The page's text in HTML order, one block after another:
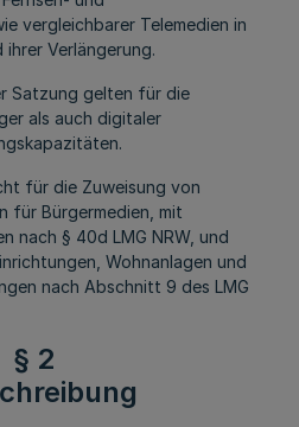
vergleichbarer Telemedien in
Verlängerung.
Satzung gelten für die
als auch digitaler
für die Zuweisung von
für Bürgermedien, mit
nach § 40d LMG NRW, und
Wohnanlagen und
nach Abschnitt 9 des LMG
§ 2